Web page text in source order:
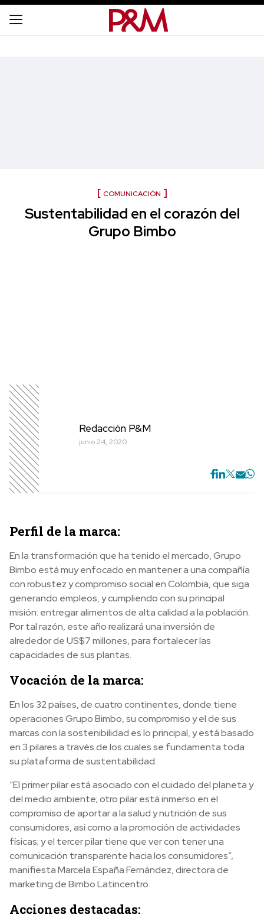
COMUNICACIÓN
Sustentabilidad en el corazón del
Grupo Bimbo
Redacción P&M
junio 24, 2020
Perfil de la marca:
En la transformación que ha tenido el mercado, Grupo
Bimbo está muy enfocado en mantener a una compañía
con robustez y compromiso social en Colombia, que siga
generando empleos, y cumpliendo con su principal
misión: entregar alimentos de alta calidad a la población.
Por tal razón, este año realizará una inversión de
alrededor de US$7 millones, para fortalecer las
capacidades de sus plantas.
Vocación de la marca:
En los 32 países, de cuatro continentes, donde tiene
operaciones Grupo Bimbo, su compromiso y el de sus
marcas con la sostenibilidad es lo principal, y está basado
en 3 pilares a través de los cuales se fundamenta toda
su plataforma de sustentabilidad.
“El primer pilar está asociado con el cuidado del planeta y
del medio ambiente; otro pilar está inmerso en el
compromiso de aportar a la salud y nutrición de sus
consumidores, así como a la promoción de actividades
físicas; y el tercer pilar tiene que ver con tener una
comunicación transparente hacia los consumidores”,
manifiesta Marcela España Fernández, directora de
marketing de Bimbo Latincentro.
Acciones destacadas: